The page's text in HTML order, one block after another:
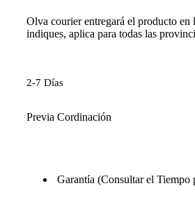
Olva courier entregará el producto en
indiques, aplica para todas las
2-7 Días
Previa Cordinación
Garantía (Consultar el Tiempo